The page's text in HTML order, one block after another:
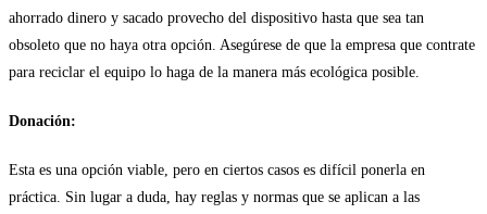
ahorrado dinero y sacado provecho del dispositivo hasta que sea tan
obsoleto que no haya otra opción. Asegúrese de que la empresa que contrate
para reciclar el equipo lo haga de la manera más ecológica posible.
Donación:
Esta es una opción viable, pero en ciertos casos es difícil ponerla en
práctica. Sin lugar a duda, hay reglas y normas que se aplican a las